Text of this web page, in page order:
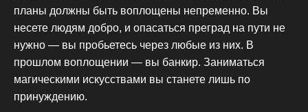
планы должны быть воплощены непременно. Вы
несете людям добро, и опасаться преград на пути не
нужно — вы пробьетесь через любые из них. В
прошлом воплощении — вы банкир. Заниматься
магическими искусствами вы станете лишь по
принуждению.